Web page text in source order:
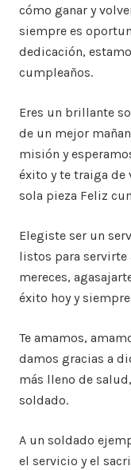
cómo ganar y
siempre es
dedicación,
cumpleaños.
Eres un brillante
de un mejor
misión y
éxito y te traiga de
sola pieza Feliz
Elegiste ser un
listos para servirte
mereces,
éxito hoy y
Te amamos,
damos gracias a
más lleno de
soldado.
A un soldado
el servicio y el